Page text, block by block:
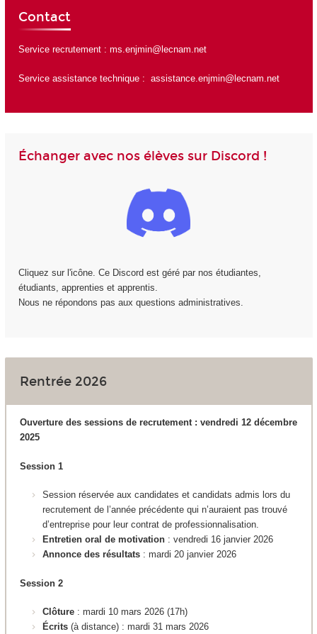
Contact
Service recrutement : ms.enjmin@lecnam.net
Service assistance technique : assistance.enjmin@lecnam.net
Échanger avec nos élèves sur Discord !
Cliquez sur l'icône. Ce Discord est géré par nos étudiantes,
étudiants, apprenties et apprentis.
Nous ne répondons pas aux questions administratives.
Rentrée 2026
Ouverture des sessions de recrutement : vendredi 12 décembre
2025
Session 1
Session réservée aux candidates et candidats admis lors du
recrutement de l’année précédente qui n’auraient pas trouvé
d’entreprise pour leur contrat de professionnalisation.
Entretien oral de motivation : vendredi 16 janvier 2026
Annonce des résultats : mardi 20 janvier 2026
Session 2
Clôture : mardi 10 mars 2026 (17h)
Écrits (à distance) : mardi 31 mars 2026